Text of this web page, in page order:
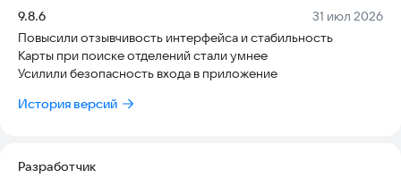
Версия:
9.8.6 Дата:
31 июл 2026
Повысили отзывчивость интерфейса и стабильность
Карты при поиске отделений стали умнее
Усилили безопасность входа в приложение
История версий
Разработчик